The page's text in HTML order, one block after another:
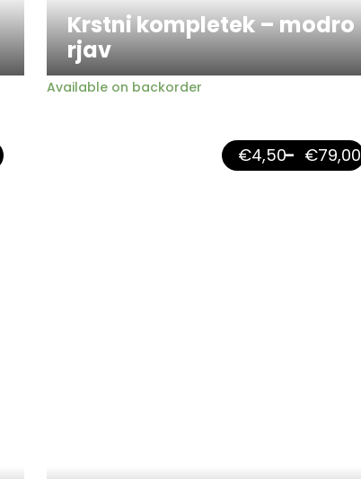
Krstni kompletek – modro
rjav
Available on backorder
€4,50– €79,00